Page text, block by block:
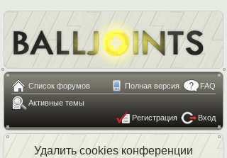
Список форумов FAQ
Полная версия
Активные темы
Регистрация
Вход
Удалить cookies конференции